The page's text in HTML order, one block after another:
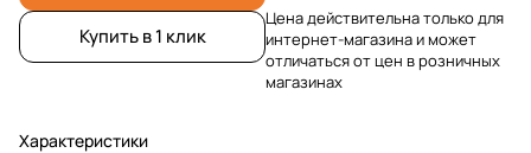
Купить в 1 клик
Характеристики
Цена действительна только для
интернет-магазина и может
отличаться от цен в розничных
магазинах